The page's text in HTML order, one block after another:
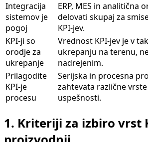
Integracija
sistemov je
pogoj
ERP, MES in analitična
delovati skupaj za
KPI-jev.
KPI-ji so
orodje za
ukrepanje
Vrednost KPI-jev je v
ukrepanju na terenu,
nadrejenim.
Prilagodite
KPI-je
procesu
Serijska in procesna
zahtevata različne
uspešnosti.
1. Kriteriji za izbiro vrst